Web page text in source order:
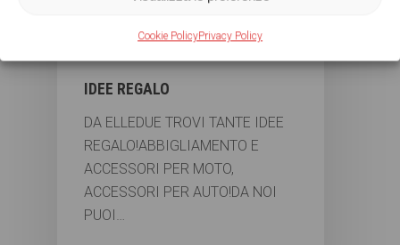
Cookie PolicyPrivacy Policy
IDEE REGALO
DA ELLEDUE TROVI TANTE IDEE
REGALO!ABBIGLIAMENTO E
ACCESSORI PER MOTO,
ACCESSORI PER AUTO!DA NOI
PUOI…